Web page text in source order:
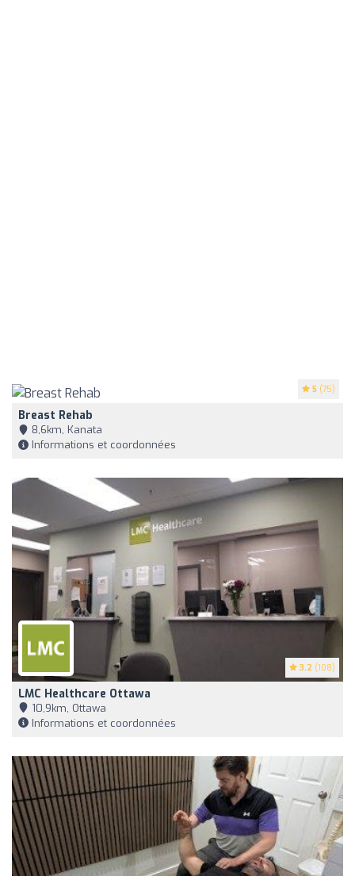
5 (75)
Breast Rehab
8,6km, Kanata
Informations et coordonnées
3.2 (108)
LMC Healthcare Ottawa
10,9km, Ottawa
Informations et coordonnées